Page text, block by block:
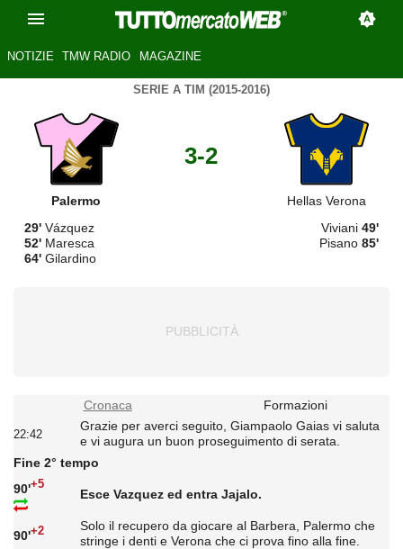
NOTIZIE TMW RADIO MAGAZINE
SERIE A TIM (2015-2016)
Palermo
3-2
Hellas Verona
29' Vázquez
52' Maresca
64' Gilardino
Viviani 49'
Pisano 85'
Cronaca Formazioni
22:42
Grazie per averci seguito, Giampaolo Gaias vi saluta
e vi augura un buon proseguimento di serata.
Fine 2° tempo
90'+5
Esce Vazquez ed entra Jajalo.
90'+2
Solo il recupero da giocare al Barbera, Palermo che
stringe i denti e Verona che ci prova fino alla fine.